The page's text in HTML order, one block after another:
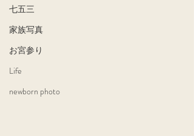
七五三
家族写真
お宮参り
Life
newborn photo